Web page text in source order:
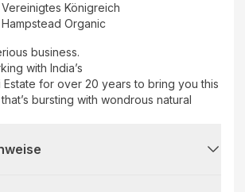
Vereinigtes Königreich
Hampstead Organic
business.
with India’s
Estate for over 20 years to bring you this
bursting with wondrous natural